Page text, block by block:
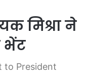
मिश्रा ने
भेंट
to President